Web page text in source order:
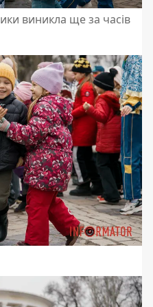
виникла ще за часів